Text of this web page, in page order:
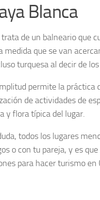
Blanca
trata de un balneario que
medida que se van
turquesa al decir de
permite la práctica
de actividades de
y flora típica del lugar.
todos los lugares
o con tu pareja, y es
para hacer turismo en